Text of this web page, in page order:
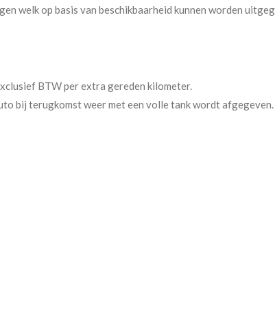
welk op basis van beschikbaarheid kunnen worden
BTW per extra gereden kilometer.
bij terugkomst weer met een volle tank wordt afgegeven.